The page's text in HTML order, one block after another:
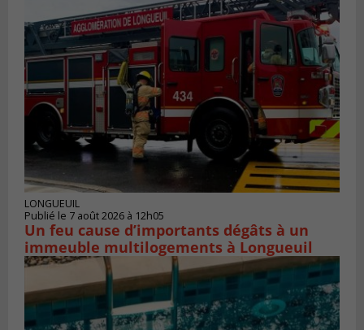
LONGUEUIL
Publié le 7 août 2026 à 12h05
Un feu cause d’importants dégâts à un
immeuble multilogements à Longueuil